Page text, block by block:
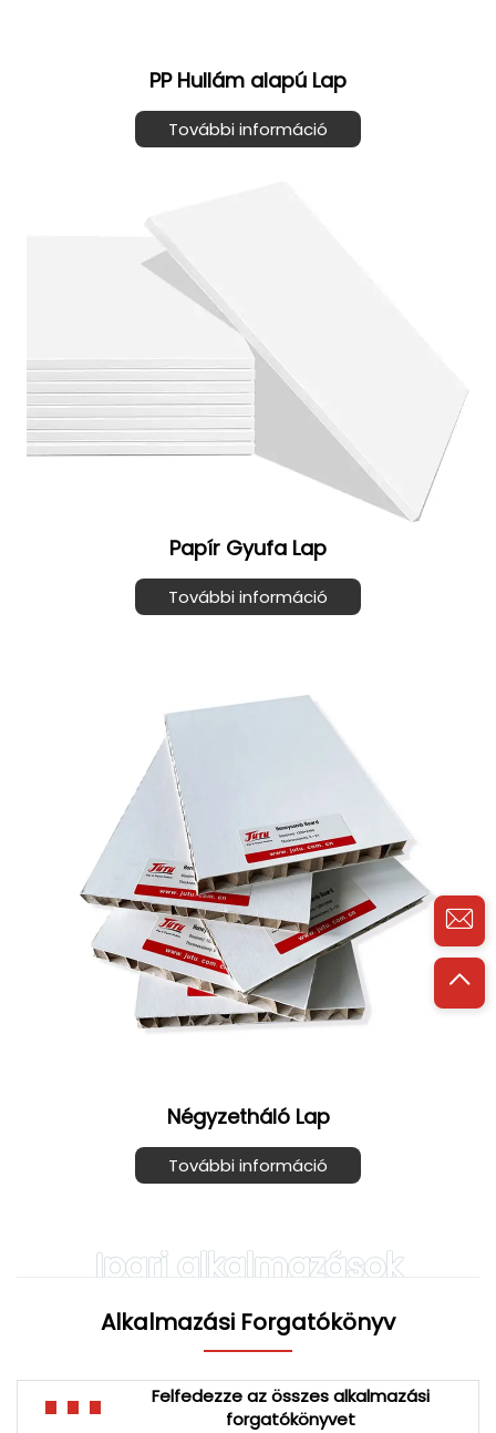
PP Hullám alapú Lap
További információ
Papír Gyufa Lap
További információ
Négyzetháló Lap
További információ
Ipari alkalmazások
Alkalmazási Forgatókönyv
Felfedezze az összes alkalmazási
forgatókönyvet